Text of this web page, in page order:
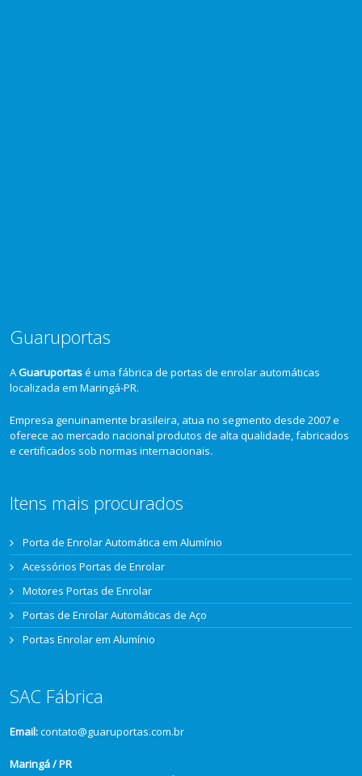
Guaruportas
AGuaruportasé uma fábrica de portas de enrolar automáticas
localizada em Maringá-PR.
Empresa genuinamente brasileira, atua no segmento desde 2007 e
oferece ao mercado nacional produtos de alta qualidade, fabricados
e certificados sob normas internacionais.
Itens mais procurados
Porta de Enrolar Automática em Alumínio
Acessórios Portas de Enrolar
Motores Portas de Enrolar
Portas de Enrolar Automáticas de Aço
Portas Enrolar em Alumínio
SAC Fábrica
Email:contato@guaruportas.com.br
Maringá / PR